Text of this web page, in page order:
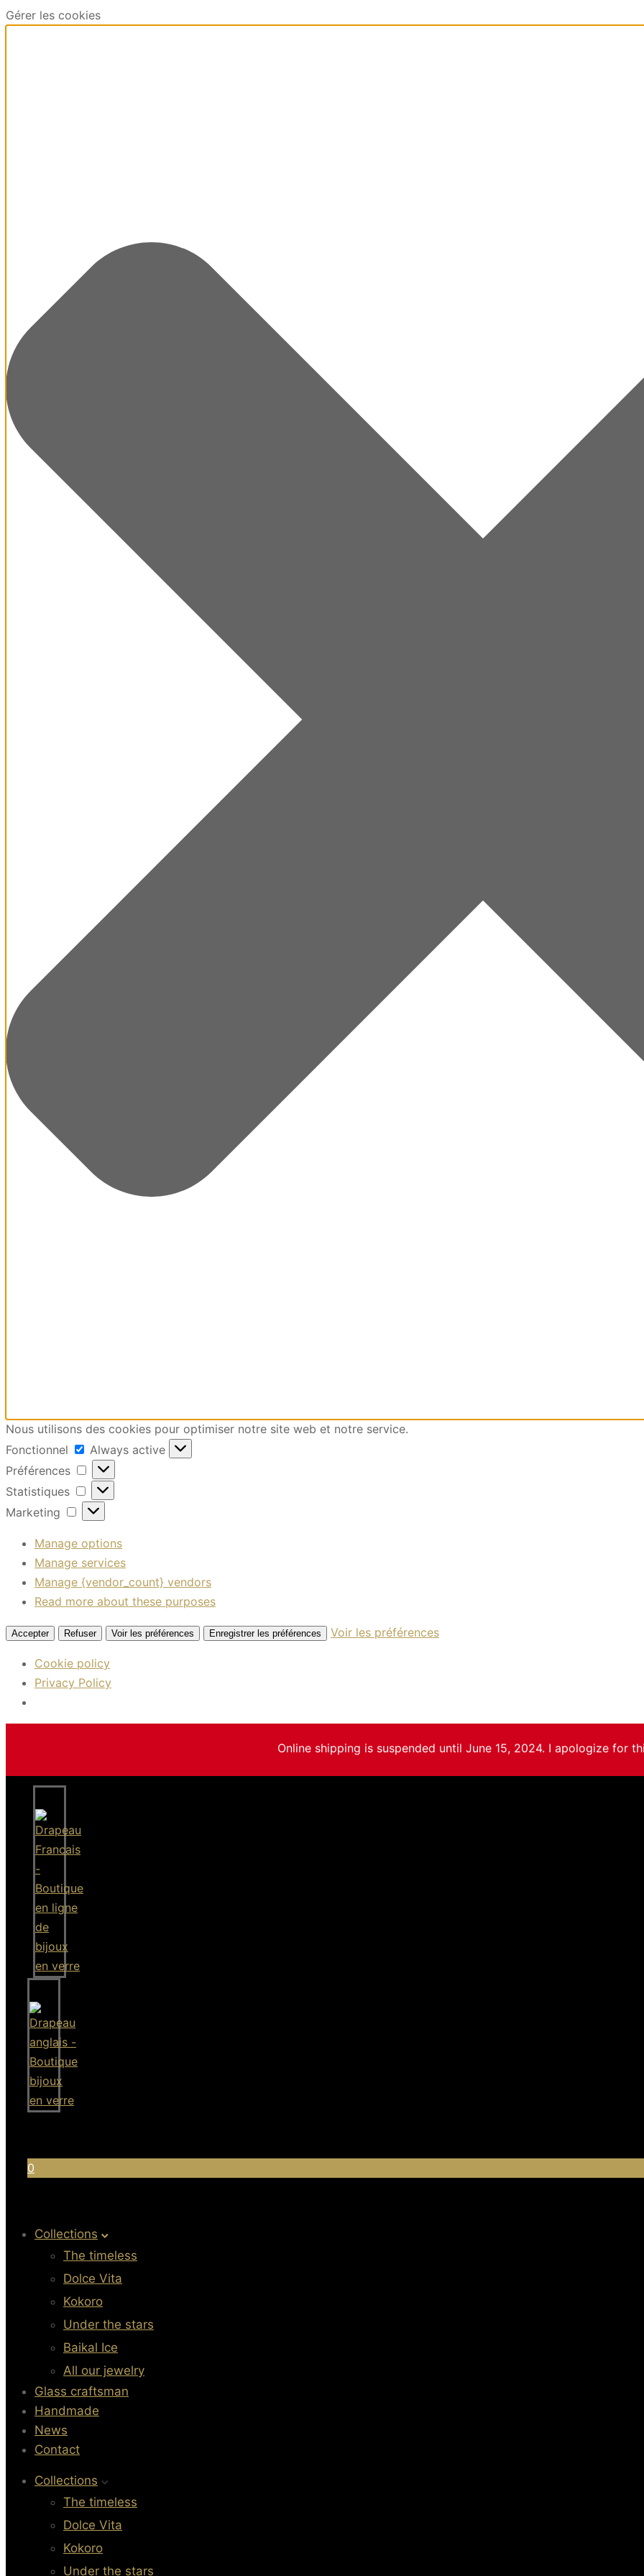
Gérer les cookies
Nous utilisons des cookies pour optimiser notre site web et notre service.
Fonctionnel
Fonctionnel
Always active
Préférences
Préférences
Statistiques
Statistiques
Marketing
Marketing
Manage options
Manage services
Manage {vendor_count} vendors
Read more about these purposes
Accepter Refuser Voir les préférences Enregistrer les préférences Voir les préférences
Cookie policy
Privacy Policy
Online shipping is suspended until June 15, 2024. I apologize for
0
Collections
The timeless
Dolce Vita
Kokoro
Under the stars
Baikal Ice
All our jewelry
Glass craftsman
Handmade
News
Contact
Collections
The timeless
Dolce Vita
Kokoro
Under the stars